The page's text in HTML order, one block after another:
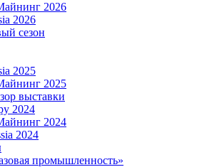
2026
2026
сезон
2025
2025
выставки
2024
2024
2024
промышленность»